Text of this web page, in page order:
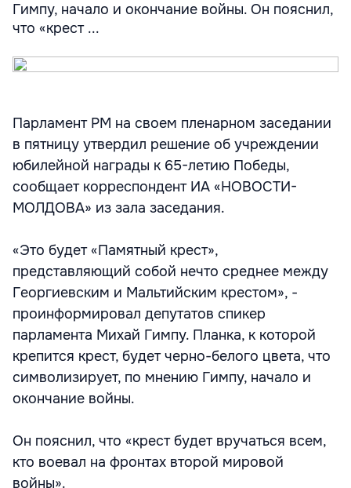
Гимпу, начало и окончание войны. Он пояснил,
что «крест ...
Парламент РМ на своем пленарном заседании
в пятницу утвердил решение об учреждении
юбилейной награды к 65-летию Победы,
сообщает корреспондент ИА «НОВОСТИ-
МОЛДОВА» из зала заседания.
«Это будет «Памятный крест»,
представляющий собой нечто среднее между
Георгиевским и Мальтийским крестом», -
проинформировал депутатов спикер
парламента Михай Гимпу. Планка, к которой
крепится крест, будет черно-белого цвета, что
символизирует, по мнению Гимпу, начало и
окончание войны.
Он пояснил, что «крест будет вручаться всем,
кто воевал на фронтах второй мировой
войны».